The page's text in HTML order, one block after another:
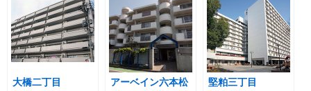
大橋二丁目 アーベイン六本松 堅粕三丁目